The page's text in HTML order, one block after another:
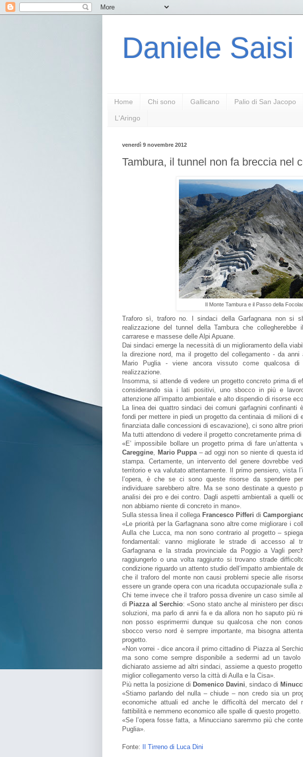
Daniele Saisi
Home Chi sono Gallicano Palio di San Jacopo
L'Aringo
venerdì 9 novembre 2012
Tambura, il tunnel non fa breccia nel
Il Monte Tambura e il Passo della
Traforo sì, traforo no. I sindaci della Garfagnana non si
realizzazione del tunnel della Tambura che
carrarese e massese delle Alpi Apuane.
Dai sindaci emerge la necessità di un miglioramento della
la direzione nord, ma il progetto del collegamento - da anni
Mario Puglia - viene ancora vissuto come qualcosa
realizzazione.
Insomma, si attende di vedere un progetto concreto prima di
considerando sia i lati positivi, uno sbocco in più e
attenzione all’impatto ambientale e alto dispendio di risorse
La linea dei quattro sindaci dei comuni garfagnini
fondi per mettere in piedi un progetto da centinaia di milioni di
finanziata dalle concessioni di escavazione), ci sono altre
Ma tutti attendono di vedere il progetto concretamente prima di
«E’ impossibile bollare un progetto prima di fare
Careggine
Mario Puppa – ad oggi non so niente di questa
stampa. Certamente, un intervento del genere dovrebbe
territorio e va valutato attentamente. Il primo pensiero, vista
l’opera, è che se ci sono queste risorse da spendere
individuare sarebbero altre. Ma se sono destinate a questo
analisi dei pro e dei contro. Dagli aspetti ambientali a quelli
non abbiamo niente di concreto in mano».
Sulla stessa linea il collega Francesco Pifferi di
«Le priorità per la Garfagnana sono altre come migliorare i
Aulla che Lucca, ma non sono contrario al progetto –
fondamentali: vanno migliorate le strade di accesso al
Garfagnana e la strada provinciale da Poggio a Vagli
raggiungerlo o una volta raggiunto si trovano strade
condizione riguardo un attento studio dell’impatto ambientale
che il traforo del monte non causi problemi specie alle
essere un grande opera con una ricaduta occupazionale sulla
Chi teme invece che il traforo possa divenire un caso simile
di Piazza al Serchio: «Sono stato anche al ministero per
soluzioni, ma parlo di anni fa e da allora non ho saputo più
non posso esprimermi dunque su qualcosa che non
sbocco verso nord è sempre importante, ma bisogna
progetto.
«Non vorrei - dice ancora il primo cittadino di Piazza al
ma sono come sempre disponibile a sedermi ad un
dichiarato assieme ad altri sindaci, assieme a questo
miglior collegamento verso la città di Aulla e la Cisa».
Più netta la posizione di Domenico Davini , sindaco di
«Stiamo parlando del nulla – chiude – non credo sia un
economiche attuali ed anche le difficoltà del mercato del
fattibilità e nemmeno economico alle spalle di questo progetto.
«Se l’opera fosse fatta, a Minucciano saremmo più che
Puglia».
Fonte: Il Tirreno di Luca Dini